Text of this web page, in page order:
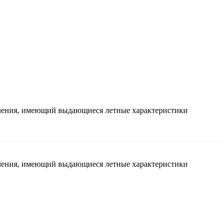
имеющий выдающиеся летные характеристики
имеющий выдающиеся летные характеристики